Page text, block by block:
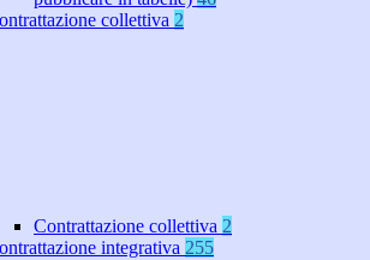
collettiva 2
Contrattazione collettiva 2
integrativa 255